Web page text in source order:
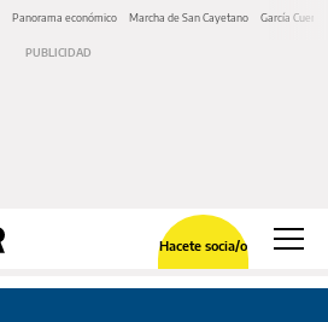
Panorama económico Marcha de San Cayetano García Cuerva
Hacete socia/o